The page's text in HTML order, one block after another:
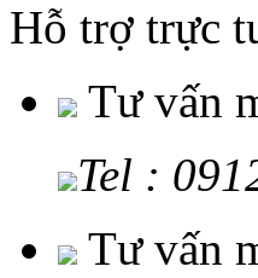
Hỗ trợ trực
Tư vấn
Tel :
Tư vấn